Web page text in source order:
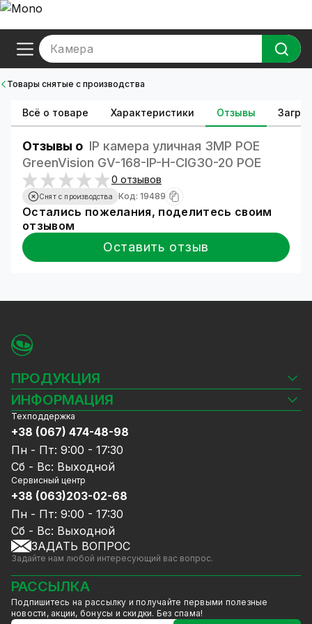
Камера
Товары снятые с производства
Всё о товаре Характеристики Отзывы
Отзывы о IP камера уличная 3MP POE
GreenVision GV-168-IP-H-CIG30-20 POE
0 отзывов
Снят с производства Код: 19489
Остались пожелания, поделитесь своим
отзывом
Оставить отзыв
ПРОДУКЦИЯ
Камеры видеонаблюдения
Видеорегистраторы
Комплекты видеонаблюдения
СКУД
Источники питания
Сетевое оборудование
Ноутбуки и компьютеры
Аксессуары
Акции
Уцененный товар
GreenVision скидки
Мерч от GreenVision
Товары для дома
Товары снятые с производства
ИНФОРМАЦИЯ
Блог
Доставка и оплата
Гарантия и Сервисное обслуживание
Политика конфиденциальности
Договор публичной оферты
Сотрудничество
Услуги
Калькулятор расчёта объёма HDD
Техподдержка
+38 (067) 474-48-98
Пн - Пт: 9:00 - 17:30
Сб - Вс: Выходной
Сервисный центр
+38 (063)203-02-68
Пн - Пт: 9:00 - 17:30
Сб - Вс: Выходной
ЗАДАТЬ ВОПРОС
Задайте нам любой интересующий вас вопрос.
РАССЫЛКА
Подпишитесь на рассылку и получайте первыми полезные
новости, акции, бонусы и скидки. Без спама!